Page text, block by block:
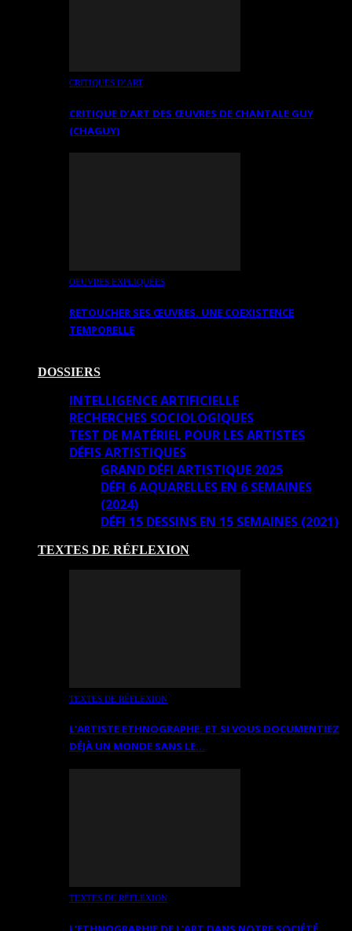
CRITIQUES D’ART
CRITIQUE D’ART DES ŒUVRES DE CHANTALE GUY
(CHAGUY)
OEUVRES EXPLIQUÉES
RETOUCHER SES ŒUVRES. UNE COEXISTENCE
TEMPORELLE
DOSSIERS
INTELLIGENCE ARTIFICIELLE
RECHERCHES SOCIOLOGIQUES
TEST DE MATÉRIEL POUR LES ARTISTES
DÉFIS ARTISTIQUES
GRAND DÉFI ARTISTIQUE 2025
DÉFI 6 AQUARELLES EN 6 SEMAINES
(2024)
DÉFI 15 DESSINS EN 15 SEMAINES (2021)
TEXTES DE RÉFLEXION
TEXTES DE RÉFLEXION
L’ARTISTE ETHNOGRAPHE: ET SI VOUS DOCUMENTIEZ
DÉJÀ UN MONDE SANS LE…
TEXTES DE RÉFLEXION